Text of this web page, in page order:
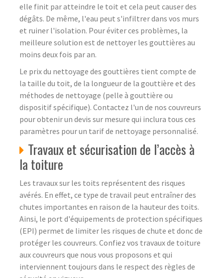
elle finit par atteindre le toit et cela peut causer des
dégâts. De même, l'eau peut s'infiltrer dans vos murs
et ruiner l'isolation. Pour éviter ces problèmes, la
meilleure solution est de nettoyer les gouttières au
moins deux fois par an.
Le prix du nettoyage des gouttières tient compte de
la taille du toit, de la longueur de la gouttière et des
méthodes de nettoyage (pelle à gouttière ou
dispositif spécifique). Contactez l'un de nos couvreurs
pour obtenir un devis sur mesure qui inclura tous ces
paramètres pour un tarif de nettoyage personnalisé.
Travaux et sécurisation de l’accès à
la toiture
Les travaux sur les toits représentent des risques
avérés. En effet, ce type de travail peut entraîner des
chutes importantes en raison de la hauteur des toits.
Ainsi, le port d'équipements de protection spécifiques
(EPI) permet de limiter les risques de chute et donc de
protéger les couvreurs. Confiez vos travaux de toiture
aux couvreurs que nous vous proposons et qui
interviennent toujours dans le respect des règles de